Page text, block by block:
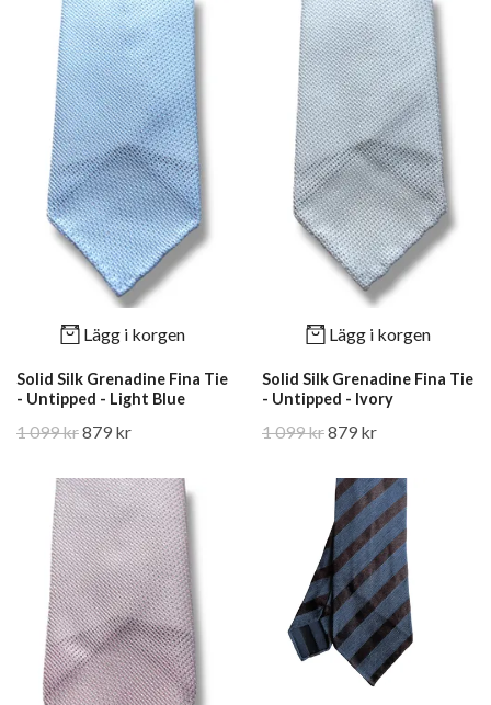
Lägg i korgen
Solid Silk Grenadine Fina Tie
- Untipped - Light Blue
1 099 kr879 kr
Lägg i korgen
Solid Silk Grenadine Fina Tie
- Untipped - Ivory
1 099 kr879 kr